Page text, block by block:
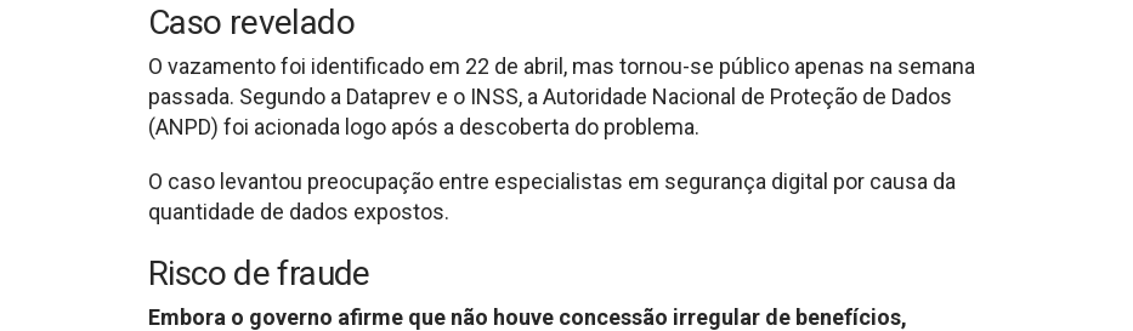
Caso revelado
O vazamento foi identificado em 22 de abril, mas tornou-se público apenas na semana
passada. Segundo a Dataprev e o INSS, a Autoridade Nacional de Proteção de Dados
(ANPD) foi acionada logo após a descoberta do problema.
O caso levantou preocupação entre especialistas em segurança digital por causa da
quantidade de dados expostos.
Risco de fraude
Embora o governo afirme que não houve concessão irregular de benefícios,